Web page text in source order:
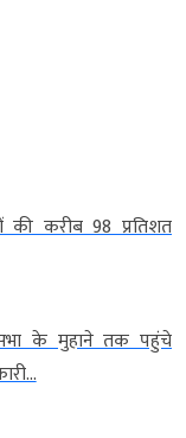
की करीब 98 प्रतिशत
के मुहाने तक पहुंचे